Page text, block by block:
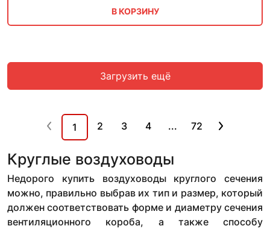
В КОРЗИНУ
Загрузить ещё
1 2 3 4 ... 72
Круглые воздуховоды
Недорого купить воздуховоды круглого сечения
можно, правильно выбрав их тип и размер, который
должен соответствовать форме и диаметру сечения
вентиляционного короба, а также способу